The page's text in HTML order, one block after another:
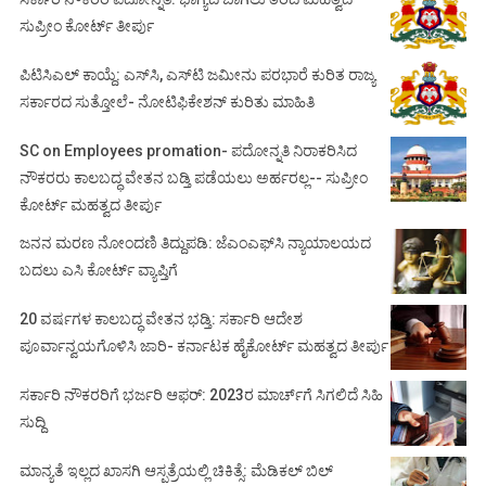
ಸುಪ್ರೀಂ ಕೋರ್ಟ್ ತೀರ್ಪು
ಪಿಟಿಸಿಎಲ್ ಕಾಯ್ದೆ: ಎಸ್‌ಸಿ, ಎಸ್‌ಟಿ ಜಮೀನು ಪರಭಾರೆ ಕುರಿತ ರಾಜ್ಯ
ಸರ್ಕಾರದ ಸುತ್ತೋಲೆ- ನೋಟಿಫಿಕೇಶನ್‌ ಕುರಿತು ಮಾಹಿತಿ
SC on Employees promation- ಪದೋನ್ನತಿ ನಿರಾಕರಿಸಿದ
ನೌಕರರು ಕಾಲಬದ್ಧ ವೇತನ ಬಡ್ತಿ ಪಡೆಯಲು ಅರ್ಹರಲ್ಲ-- ಸುಪ್ರೀಂ
ಕೋರ್ಟ್ ಮಹತ್ವದ ತೀರ್ಪು
ಜನನ ಮರಣ ನೋಂದಣಿ ತಿದ್ದುಪಡಿ: ಜೆಎಂಎಫ್‌ಸಿ ನ್ಯಾಯಾಲಯದ
ಬದಲು ಎಸಿ ಕೋರ್ಟ್‌ ವ್ಯಾಪ್ತಿಗೆ
20 ವರ್ಷಗಳ ಕಾಲಬದ್ಧ ವೇತನ ಭಡ್ತಿ: ಸರ್ಕಾರಿ ಆದೇಶ
ಪೂರ್ವಾನ್ವಯಗೊಳಿಸಿ ಜಾರಿ- ಕರ್ನಾಟಕ ಹೈಕೋರ್ಟ್ ಮಹತ್ವದ ತೀರ್ಪು
ಸರ್ಕಾರಿ ನೌಕರರಿಗೆ ಭರ್ಜರಿ ಆಫರ್: 2023ರ ಮಾರ್ಚ್‌ಗೆ ಸಿಗಲಿದೆ ಸಿಹಿ
ಸುದ್ದಿ
ಮಾನ್ಯತೆ ಇಲ್ಲದ ಖಾಸಗಿ ಆಸ್ಪತ್ರೆಯಲ್ಲಿ ಚಿಕಿತ್ಸೆ: ಮೆಡಿಕಲ್ ಬಿಲ್